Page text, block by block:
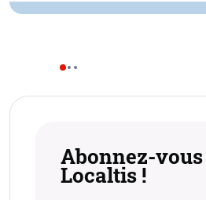
Abonnez-
Localtis !